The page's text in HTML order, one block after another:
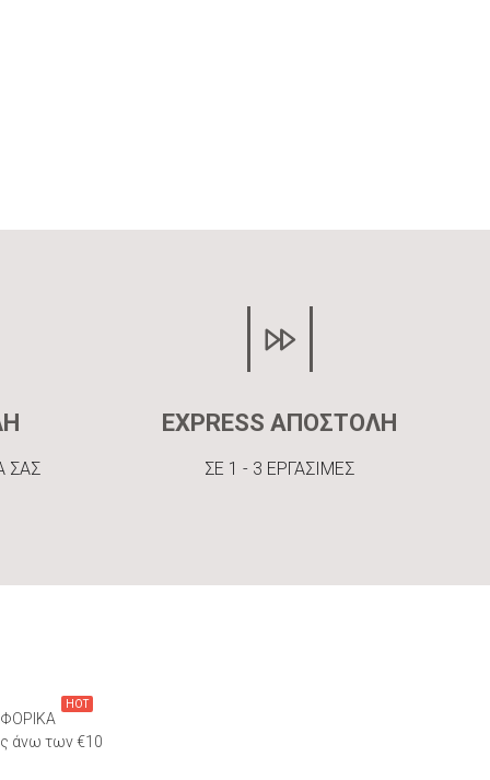
ΣΑΣ
EXPRESS ΑΠΟΣΤΟΛΗ
ΣΕ 1 - 3 ΕΡΓΑΣΙΜΕΣ
HOT
άνω των €10